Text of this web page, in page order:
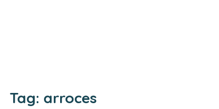
Tag: arroces